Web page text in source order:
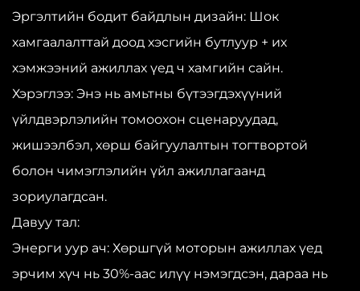
Эргэлтийн бодит байдлын дизайн: Шок
хамгаалалттай доод хэсгийн бутлуур + их
хэмжээний ажиллах үед ч хамгийн сайн.
Хэрэглээ: Энэ нь амьтны бүтээгдэхүүний
үйлдвэрлэлийн томоохон сценаруудад,
жишээлбэл, хөрш байгуулалтын тогтвортой
болон чимэглэлийн үйл ажиллагаанд
зориулагдсан.
Давуу тал:
Энерги уур ач: Хөршгүй моторын ажиллах үед
эрчим хүч нь 30%-аас илүү нэмэгдсэн, дараа нь